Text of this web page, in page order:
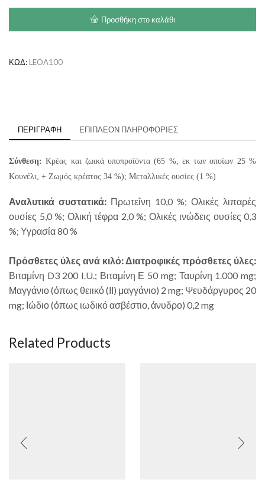
Προσθήκη στο καλάθι
ΚΩΔ: LEOA100
ΠΕΡΙΓΡΑΦΉ ΕΠΙΠΛΈΟΝ ΠΛΗΡΟΦΟΡΊΕΣ
Σύνθεση: Κρέας και ζωικά υποπροϊόντα (65 %, εκ των οποίων 25 %
Κουνέλι, + Ζωμός κρέατος 34 %); Μεταλλικές ουσίες (1 %)
Αναλυτικά συστατικά: Πρωτεΐνη 10,0 %; Ολικές λιπαρές
ουσίες 5,0 %; Ολική τέφρα 2,0 %; Ολικές ινώδεις ουσίες 0,3
%; Υγρασία 80 %
Πρόσθετες ύλες ανά κιλό: Διατροφικές πρόσθετες ύλες:
Βιταμίνη D3 200 I.U.; Βιταμίνη Ε 50 mg; Ταυρίνη 1.000 mg;
Μαγγάνιο (όπως θειικό (ΙΙ) μαγγάνιο) 2 mg; Ψευδάργυρος 20
mg; Ιώδιο (όπως ιωδικό ασβέστιο, άνυδρο) 0,2 mg
Related Products